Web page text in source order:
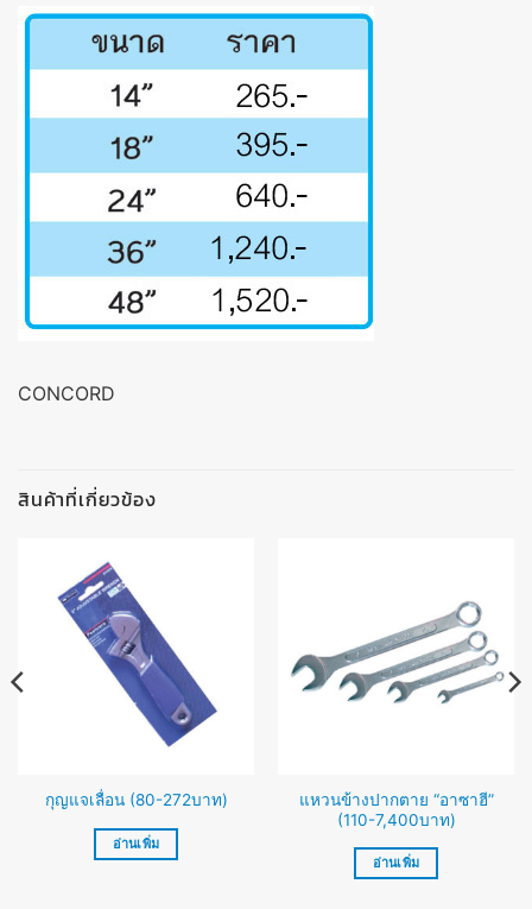
CONCORD
สินค้าที่เกี่ยวข้อง
กุญแจเลื่อน (80-272บาท)
อ่านเพิ่ม
แหวนข้างปากตาย “อาซาฮี”
(110-7,400บาท)
อ่านเพิ่ม